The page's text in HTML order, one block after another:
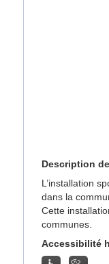
Description
L’installation
dans la
Cette
communes.
Accessibilité